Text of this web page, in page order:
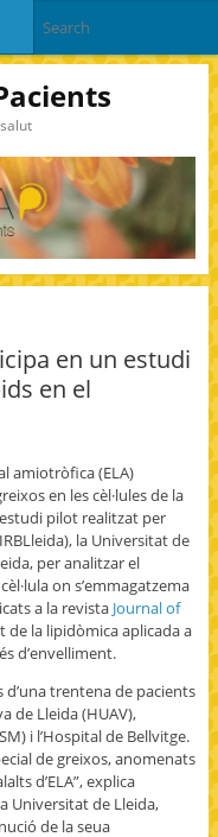
en un estudi
en el
amiotròfica (ELA)
en les cèl·lules de la
pilot realitzat per
la Universitat de
per analitzar el
on s’emmagatzema
a la revista Journal of
la lipidòmica aplicada a
d’envelliment.
trentena de pacients
de Lleida (HUAV),
i l’Hospital de Bellvitge.
de greixos, anomenats
d’ELA”, explica
Universitat de Lleida,
de la seua